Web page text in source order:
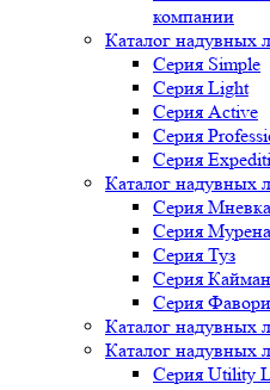
компании
Каталог надувных
Серия Simple
Серия Light
Серия Active
Серия
Серия
Каталог надувных
Серия Мневка
Серия Мурена
Серия Туз
Серия
Серия
Каталог надувных
Каталог надувных
Серия Utility